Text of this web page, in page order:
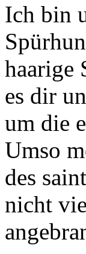
Ich bin
haarige
es dir
um die
Umso
des
nicht